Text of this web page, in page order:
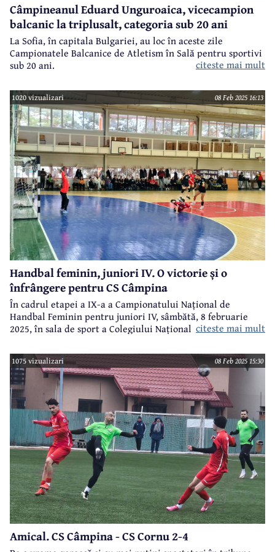
Câmpineanul Eduard Unguroaica, vicecampion
balcanic la triplusalt, categoria sub 20 ani
La Sofia, în capitala Bulgariei, au loc în aceste zile
Campionatele Balcanice de Atletism în Sală pentru sportivi
sub 20 ani.
citeste mai mult
1020 vizualizari 08 Feb 2025 16:13
Handbal feminin, juniori IV. O victorie și o
înfrângere pentru CS Câmpina
În cadrul etapei a IX-a a Campionatului Național de
Handbal Feminin pentru juniori IV, sâmbătă, 8 februarie
2025, în sala de sport a Colegiului Național ”Nicolae
dintre ele fiind implicate și echipele CS Câmpina.
citeste mai mult
1075 vizualizari 08 Feb 2025 15:30
Amical. CS Câmpina - CS Cornu 2-4